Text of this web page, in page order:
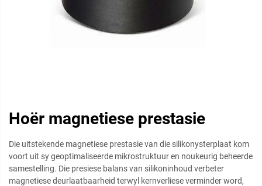
Hoër magnetiese prestasie
Die uitstekende magnetiese prestasie van die silikonysterplaat kom
voort uit sy geoptimaliseerde mikrostruktuur en noukeurig beheerde
samestelling. Die presiese balans van silikoninhoud verbeter
magnetiese deurlaatbaarheid terwyl kernverliese verminder word,